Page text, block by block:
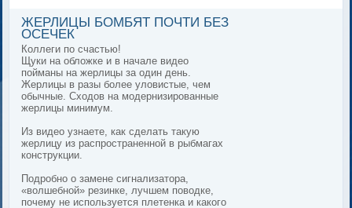
ЖЕРЛИЦЫ БОМБЯТ ПОЧТИ БЕЗ
ОСЕЧЕК
Коллеги по счастью!
Щуки на обложке и в начале видео
пойманы на жерлицы за один день.
Жерлицы в разы более уловистые, чем
обычные. Сходов на модернизированные
жерлицы минимум.
Из видео узнаете, как сделать такую
жерлицу из распространенной в рыбмагах
конструкции.
Подробно о замене сигнализатора,
«волшебной» резинке, лучшем поводке,
почему не используется плетенка и какого